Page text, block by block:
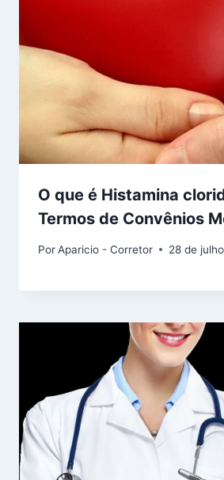
O que é Histamina
Termos de Convênios
PorAparicio - Corretor 28 de